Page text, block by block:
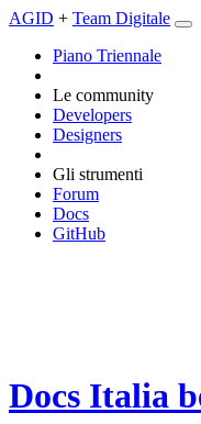
AGID + Team Digitale
Piano Triennale
Le community
Developers
Designers
Gli strumenti
Forum
Docs
GitHub
Docs Italia